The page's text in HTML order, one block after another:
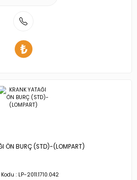
ÖN BURÇ (STD)-(LOMPART)
: LP-2011.1710.042